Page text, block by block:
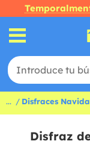
... Disfraces
Disfraz